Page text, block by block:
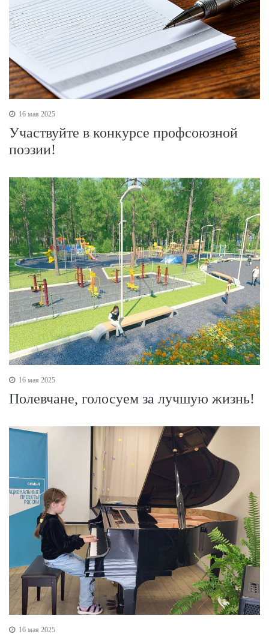
16 мая 2025
Участвуйте в конкурсе профсоюзной
поэзии!
16 мая 2025
Полевчане, голосуем за лучшую жизнь!
16 мая 2025